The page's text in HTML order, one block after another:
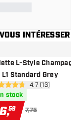
INTÉRESSER
de souhaits
L-Style
L1 Standard Grey
ouvrir le
étoiles de notation
4.7 (13)
stock
6,59 7,75